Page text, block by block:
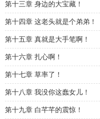
第十三章 身边的大宝藏！
第十四章 这老头就是个弟弟！
第十五章 真就是大手笔啊！
第十六章 扎心啊！
第十七章 草率了！
第十八章 我没你这蠢女儿！
第十九章 白芊芊的震惊！